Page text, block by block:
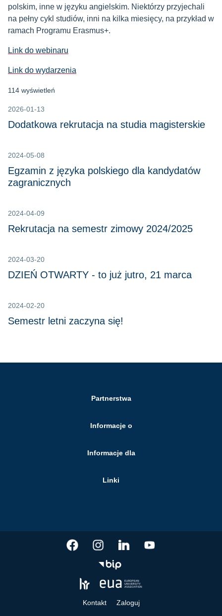
polskim, inne w języku angielskim. Niektórzy przyjechali
na pełny cykl studiów, inni na kilka miesięcy, na przykład w
ramach Programu Erasmus+.
Link do webinaru
Link do wydarzenia
114 wyświetleń
2026-01-13
Dodatkowa rekrutacja na studia magisterskie
2024-05-08
Egzamin z języka polskiego dla kandydatów
zagranicznych
2024-04-09
Rekrutacja na semestr zimowy 2024/2025
2024-03-20
DZIEŃ OTWARTY - to już jutro, 21 marca
2024-02-20
Semestr letni zaczyna się!
Partnerstwa
Informacje o
Informacje dla
Linki
Kontakt Zaloguj